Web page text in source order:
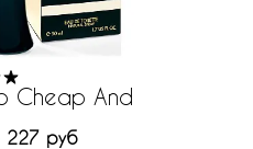
Cheap And
227 руб